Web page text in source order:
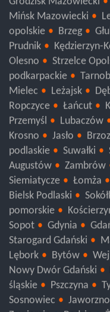
Grodzisk Mazowiecki
Mińsk Mazowiecki
opolskie
Brzeg
Prudnik
Kędzierzyn-
Olesno
Strzelce
podkarpackie
Mielec
Leżajsk
Ropczyce
Łańcut
Przemyśl
Lubaczów
Krosno
Jasło
podlaskie
Suwałki
Augustów
Zambrów
Siemiatycze
Łomża
Bielsk Podlaski
pomorskie
Sopot
Gdynia
Starogard Gdański
Lębork
Bytów
Nowy Dwór Gdański
śląskie
Pszczyna
Sosnowiec
Jaworzno